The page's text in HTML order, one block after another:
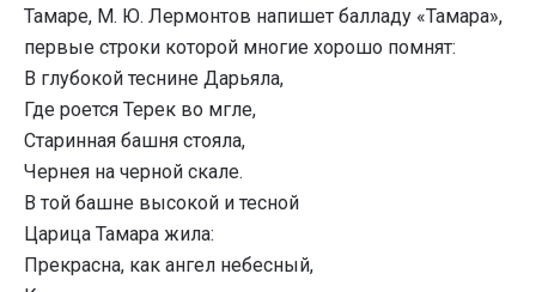
Тамаре, М. Ю. Лермонтов напишет балладу «Тамара»,
первые строки которой многие хорошо помнят:
В глубокой теснине Дарьяла,
Где роется Терек во мгле,
Старинная башня стояла,
Чернея на черной скале.
В той башне высокой и тесной
Царица Тамара жила:
Прекрасна, как ангел небесный,